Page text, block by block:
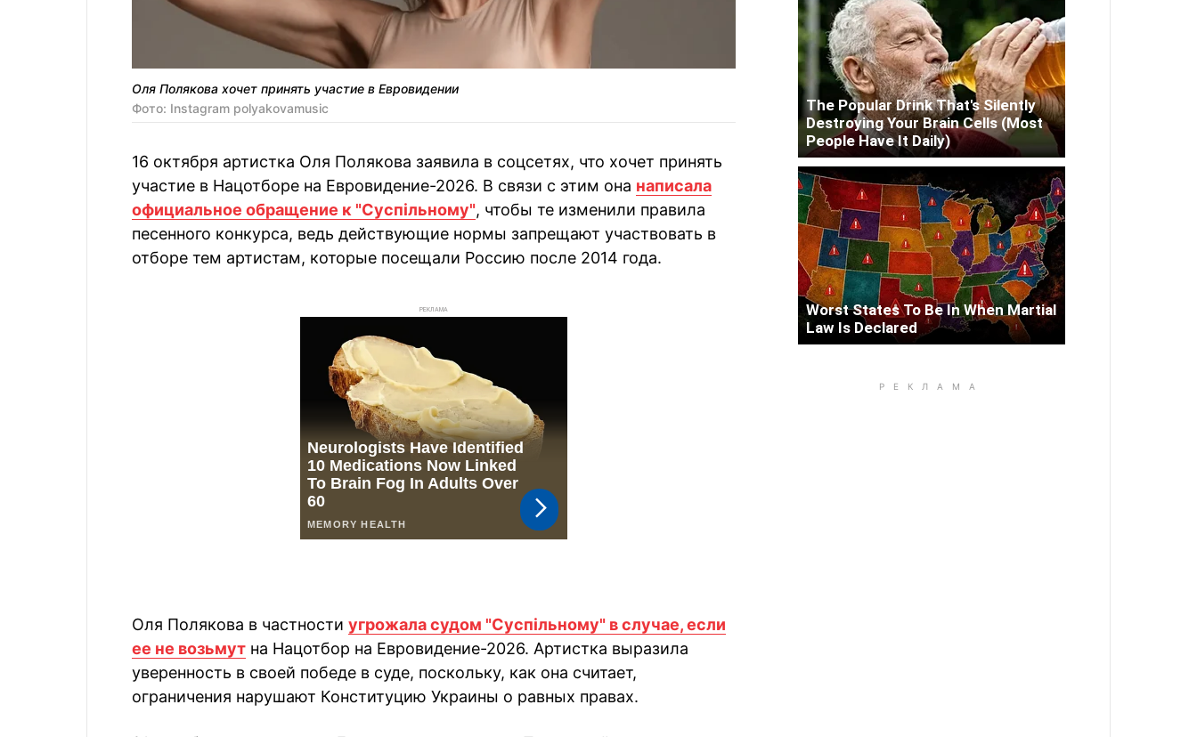
Оля Полякова хочет принять участие в Евровидении
Фото: Instagram polyakovamusic
16 октября артистка Оля Полякова заявила в соцсетях, что хочет принять
участие в Нацотборе на Евровидение-2026. В связи с этим она написала
официальное обращение к "Суспільному", чтобы те изменили правила
песенного конкурса, ведь действующие нормы запрещают участвовать в
отборе тем артистам, которые посещали Россию после 2014 года.
РЕКЛАМА
Оля Полякова в частности угрожала судом "Суспільному" в случае, если
ее не возьмут на Нацотбор на Евровидение-2026. Артистка выразила
уверенность в своей победе в суде, поскольку, как она считает,
ограничения нарушают Конституцию Украины о равных правах.